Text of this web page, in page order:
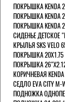
ПОКРЫШКА KENDA
ПОКРЫШКА KENDA
ПОКРЫШКА KENDA
СИДЕНЬЕ ДЕТСКОЕ
КРЫЛЬЯ SKS VELO
ПОКРЫШКА 20X1.75
ПОКРЫШКА
КОРИЧНЕВАЯ KENDA
СЕДЛО EVA CITY M-
ПОДНОЖКА